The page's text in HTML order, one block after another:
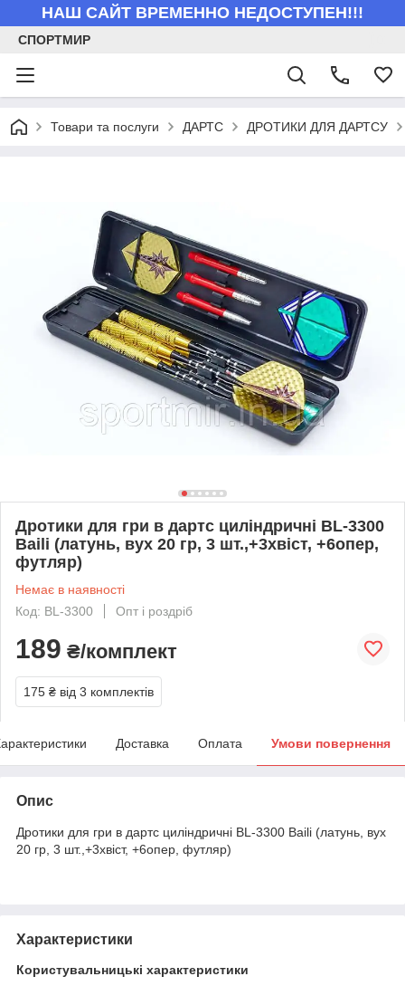
НАШ САЙТ ВРЕМЕННО НЕДОСТУПЕН!!!
СПОРТМИР
Товари та послуги ДАРТС ДРОТИКИ ДЛЯ ДАРТСУ
Дротики для гри в дартс циліндричні BL-3300
Baili (латунь, вух 20 гр, 3 шт.,+3хвіст, +6опер,
футляр)
Немає в наявності
Код: BL-3300
Опт і роздріб
189 ₴/комплект
175 ₴ від 3 комплектів
Доставка Оплата Умови повернення
Опис
Дротики для гри в дартс циліндричні BL-3300 Baili (латунь, вух
20 гр, 3 шт.,+3хвіст, +6опер, футляр)
Характеристики
Користувальницькі характеристики